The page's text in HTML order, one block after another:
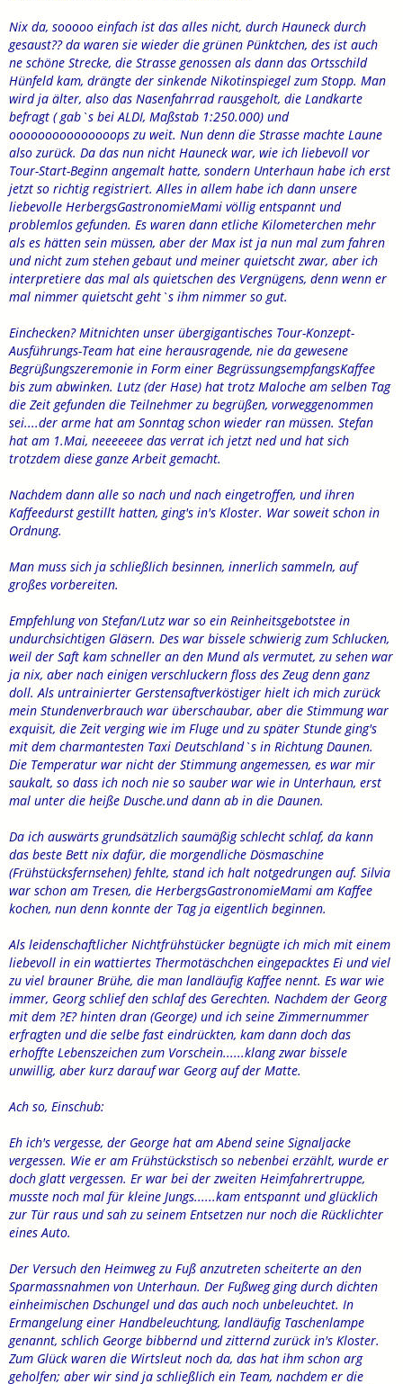
Nix da, sooooo einfach ist das alles nicht, durch Hauneck durch
gesaust?? da waren sie wieder die grünen Pünktchen, des ist auch
ne schöne Strecke, die Strasse genossen als dann das Ortsschild
Hünfeld kam, drängte der sinkende Nikotinspiegel zum Stopp. Man
wird ja älter, also das Nasenfahrrad rausgeholt, die Landkarte
befragt ( gab`s bei ALDI, Maßstab 1:250.000) und
ooooooooooooooops zu weit. Nun denn die Strasse machte Laune
also zurück. Da das nun nicht Hauneck war, wie ich liebevoll vor
Tour-Start-Beginn angemalt hatte, sondern Unterhaun habe ich erst
jetzt so richtig registriert. Alles in allem habe ich dann unsere
liebevolle HerbergsGastronomieMami völlig entspannt und
problemlos gefunden. Es waren dann etliche Kilometerchen mehr
als es hätten sein müssen, aber der Max ist ja nun mal zum fahren
und nicht zum stehen gebaut und meiner quietscht zwar, aber ich
interpretiere das mal als quietschen des Vergnügens, denn wenn er
mal nimmer quietscht geht`s ihm nimmer so gut.
Einchecken? Mitnichten unser übergigantisches Tour-Konzept-
Ausführungs-Team hat eine herausragende, nie da gewesene
Begrüßungszeremonie in Form einer BegrüssungsempfangsKaffee
bis zum abwinken. Lutz (der Hase) hat trotz Maloche am selben Tag
die Zeit gefunden die Teilnehmer zu begrüßen, vorweggenommen
sei....der arme hat am Sonntag schon wieder ran müssen. Stefan
hat am 1.Mai, neeeeeee das verrat ich jetzt ned und hat sich
trotzdem diese ganze Arbeit gemacht.
Nachdem dann alle so nach und nach eingetroffen, und ihren
Kaffeedurst gestillt hatten, ging's in's Kloster. War soweit schon in
Ordnung.
Man muss sich ja schließlich besinnen, innerlich sammeln, auf
großes vorbereiten.
Empfehlung von Stefan/Lutz war so ein Reinheitsgebotstee in
undurchsichtigen Gläsern. Des war bissele schwierig zum Schlucken,
weil der Saft kam schneller an den Mund als vermutet, zu sehen war
ja nix, aber nach einigen verschluckern floss des Zeug denn ganz
doll. Als untrainierter Gerstensaftverköstiger hielt ich mich zurück
mein Stundenverbrauch war überschaubar, aber die Stimmung war
exquisit, die Zeit verging wie im Fluge und zu später Stunde ging's
mit dem charmantesten Taxi Deutschland`s in Richtung Daunen.
Die Temperatur war nicht der Stimmung angemessen, es war mir
saukalt, so dass ich noch nie so sauber war wie in Unterhaun, erst
mal unter die heiße Dusche.und dann ab in die Daunen.
Da ich auswärts grundsätzlich saumäßig schlecht schlaf, da kann
das beste Bett nix dafür, die morgendliche Dösmaschine
(Frühstücksfernsehen) fehlte, stand ich halt notgedrungen auf. Silvia
war schon am Tresen, die HerbergsGastronomieMami am Kaffee
kochen, nun denn konnte der Tag ja eigentlich beginnen.
Als leidenschaftlicher Nichtfrühstücker begnügte ich mich mit einem
liebevoll in ein wattiertes Thermotäschchen eingepacktes Ei und viel
zu viel brauner Brühe, die man landläufig Kaffee nennt. Es war wie
immer, Georg schlief den schlaf des Gerechten. Nachdem der Georg
mit dem ?E? hinten dran (George) und ich seine Zimmernummer
erfragten und die selbe fast eindrückten, kam dann doch das
erhoffte Lebenszeichen zum Vorschein......klang zwar bissele
unwillig, aber kurz darauf war Georg auf der Matte.
Ach so, Einschub:
Eh ich's vergesse, der George hat am Abend seine Signaljacke
vergessen. Wie er am Frühstückstisch so nebenbei erzählt, wurde er
doch glatt vergessen. Er war bei der zweiten Heimfahrertruppe,
musste noch mal für kleine Jungs......kam entspannt und glücklich
zur Tür raus und sah zu seinem Entsetzen nur noch die Rücklichter
eines Auto.
Der Versuch den Heimweg zu Fuß anzutreten scheiterte an den
Sparmassnahmen von Unterhaun. Der Fußweg ging durch dichten
einheimischen Dschungel und das auch noch unbeleuchtet. In
Ermangelung einer Handbeleuchtung, landläufig Taschenlampe
genannt, schlich George bibbernd und zitternd zurück in's Kloster.
Zum Glück waren die Wirtsleut noch da, das hat ihm schon arg
geholfen; aber wir sind ja schließlich ein Team, nachdem er die